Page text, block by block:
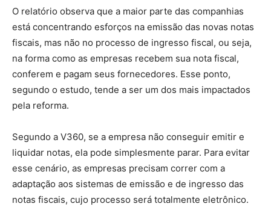
O relatório observa que a maior parte das companhias
está concentrando esforços na emissão das novas notas
fiscais, mas não no processo de ingresso fiscal, ou seja,
na forma como as empresas recebem sua nota fiscal,
conferem e pagam seus fornecedores. Esse ponto,
segundo o estudo, tende a ser um dos mais impactados
pela reforma.
Segundo a V360, se a empresa não conseguir emitir e
liquidar notas, ela pode simplesmente parar. Para evitar
esse cenário, as empresas precisam correr com a
adaptação aos sistemas de emissão e de ingresso das
notas fiscais, cujo processo será totalmente eletrônico.